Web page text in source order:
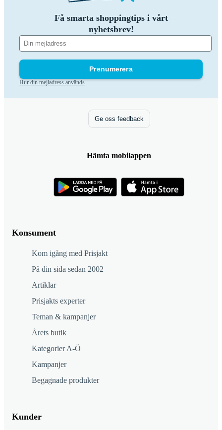
Få smarta shoppingtips i vårt
nyhetsbrev!
Prenumerera
Hur din mejladress används
Konsument
Kom igång med Prisjakt
På din sida sedan 2002
Artiklar
Prisjakts experter
Teman & kampanjer
Årets butik
Kategorier A-Ö
Kampanjer
Begagnade produkter
Kunder
Ge oss feedback
Hämta mobilappen